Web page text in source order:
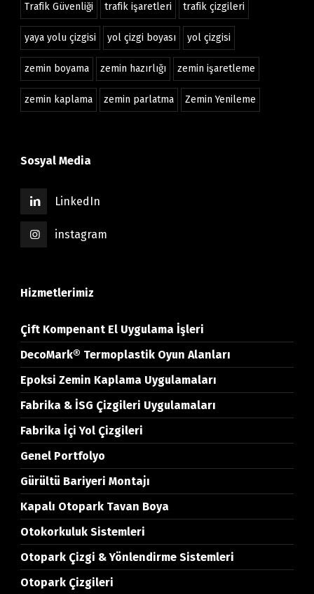
Trafik Güvenliği trafik işaretleri trafik çizgileri
yaya yolu çizgisi yol çizgi boyası yol çizgisi
zemin boyama zemin hazırlığı zemin işaretleme
zemin kaplama zemin parlatma Zemin Yenileme
Sosyal Media
LinkedIn
instagram
Hizmetlerimiz
Çift Kompenant El Uygulama İşleri
DecoMark® Termoplastik Oyun Alanları
Epoksi Zemin Kaplama Uygulamaları
Fabrika & İSG Çizgileri Uygulamaları
Fabrika İçi Yol Çizgileri
Genel Portfolyo
Gürültü Bariyeri Montajı
Kapalı Otopark Tavan Boya
Otokorkuluk Sistemleri
Otopark Çizgi & Yönlendirme Sistemleri
Otopark Çizgileri